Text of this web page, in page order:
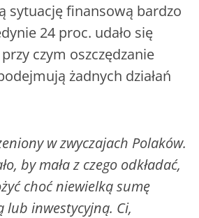
sytuację finansową bardzo
24 proc. udało się
czym oszczędzanie
żadnych działań
w zwyczajach Polaków.
by mała z czego odkładać,
choć niewielką sumę
lub inwestycyjną. Ci,